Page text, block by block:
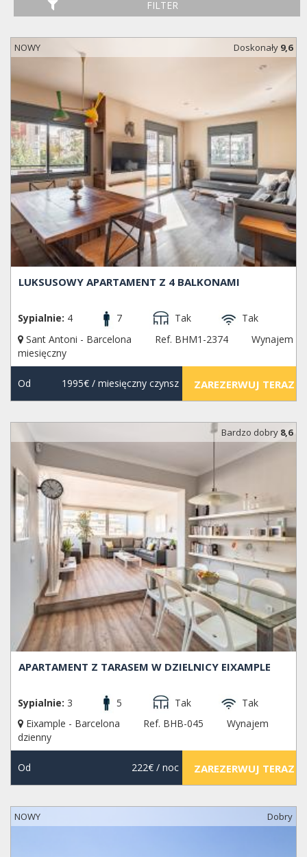
FILTER
NOWY Doskonały 9,6
LUKSUSOWY APARTAMENT Z 4 BALKONAMI
Sypialnie: 4 7 Tak
Tak
Sant Antoni - Barcelona
Ref. BHM1-2374
Wynajem
miesięczny
Od 1995€/ miesięczny czynsz ZAREZERWUJ TERAZ
Bardzo dobry 8,6
APARTAMENT Z TARASEM W DZIELNICY EIXAMPLE
Sypialnie: 3 5 Tak
Tak
Eixample - Barcelona
Ref. BHB-045
Wynajem
dzienny
Od 222€/ noc ZAREZERWUJ TERAZ
NOWY Dobry